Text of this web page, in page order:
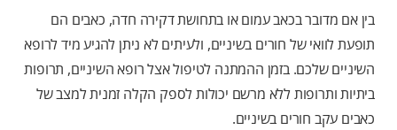
בין אם מדובר בכאב עמום או בתחושת דקירה חדה, כאבים הם
תופעת לוואי של חורים בשיניים, ולעיתים לא ניתן להגיע מיד לרופא
השיניים שלכם. בזמן ההמתנה לטיפול אצל רופא השיניים, תרופות
ביתיות ותרופות ללא מרשם יכולות לספק הקלה זמנית למצב של
כאבים עקב חורים בשיניים.